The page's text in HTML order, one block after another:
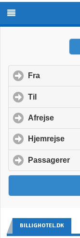
BILLIGHOTEL.DK